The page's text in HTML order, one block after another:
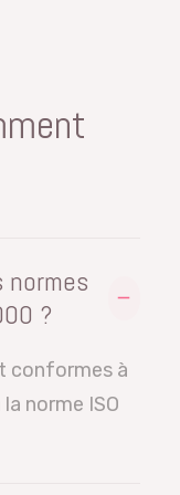
normes
?
conformes à
norme ISO